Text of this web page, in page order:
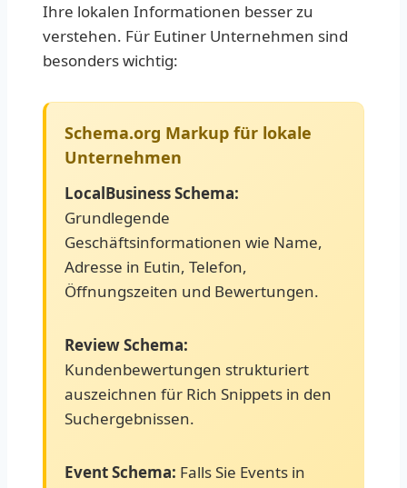
Ihre lokalen Informationen besser zu
verstehen. Für Eutiner Unternehmen sind
besonders wichtig:
Schema.org Markup für lokale
Unternehmen
LocalBusiness Schema:
Grundlegende
Geschäftsinformationen wie Name,
Adresse in Eutin, Telefon,
Öffnungszeiten und Bewertungen.
Review Schema:
Kundenbewertungen strukturiert
auszeichnen für Rich Snippets in den
Suchergebnissen.
Event Schema: Falls Sie Events in